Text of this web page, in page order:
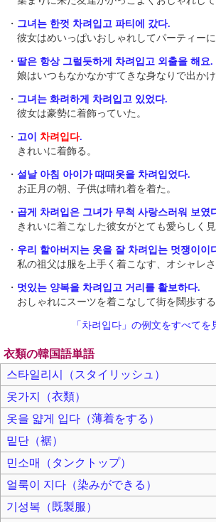
・ 그녀는 한껏 차려입고 파티에 갔다.
彼女はめいっぱいおしゃれしてパーティーに
・ 딸은 항상 그럴듯하게 차려입고 외출을 해요.
娘はいつもなかなかすてきな身なりで出かけ
・ 그녀는 화려하게 차려입고 있었다.
彼女は豪勢に着飾っていた。
・ 고이 차려입다.
きれいに着飾る。
・ 설날 아침 아이가 때때옷을 차려입었다.
お正月の朝、子供は晴れ着を着た。
・ 곱게 차려입은 그녀가 무척 사랑스러워 보였
きれいに着こなした彼女がとても愛らしく見
・ 우리 할아버지는 옷을 잘 차려입는 멋쟁이이
私の祖父は服を上手く着こなす、オシャレさ
・ 멋있는 양복을 차려입고 거리를 활보하다.
おしゃれにスーツを着こなして街を闊歩する
「차려입다」の例文をすべてを
衣類の韓国語単語
스타일리시（スタイリッシュ）
옷가지（衣類）
옷을 얇게 입다（薄着をする）
밑단（裾）
민소매（タンクトップ）
얼룩이 지다（染みができる）
기성복（既製服）